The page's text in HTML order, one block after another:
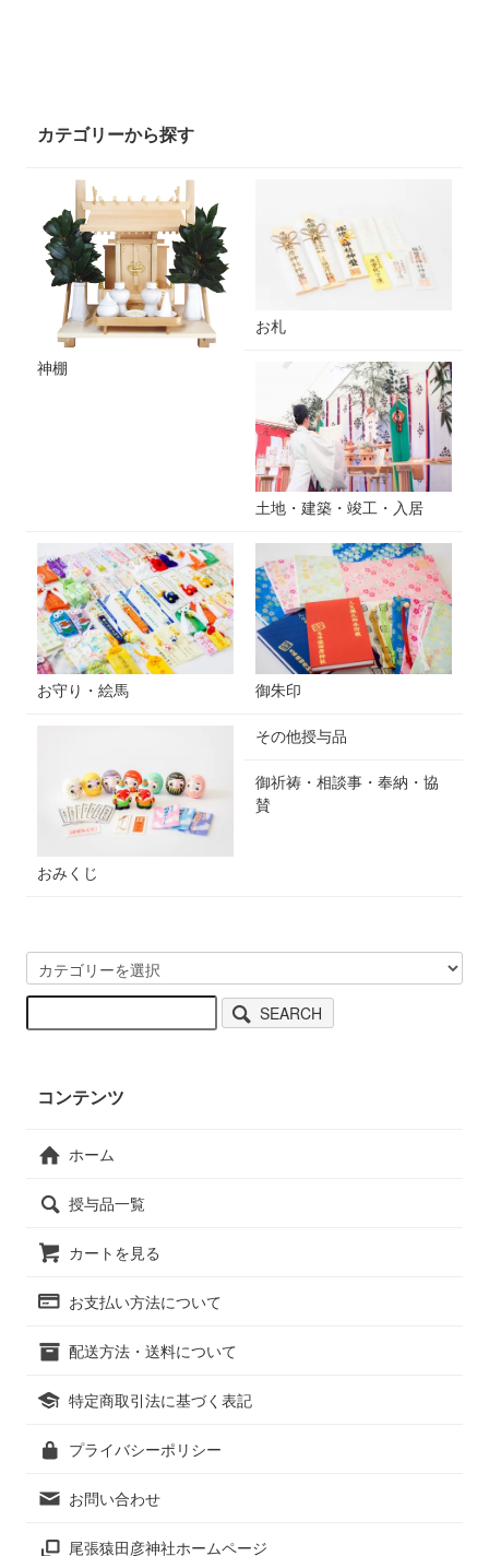
カテゴリーから探す
神棚
お札
土地・建築・竣工・入居
お守り・絵馬 御朱印
おみくじ
その他授与品
御祈祷・相談事・奉納・協
賛
SEARCH
コンテンツ
ホーム
授与品一覧
カートを見る
お支払い方法について
配送方法・送料について
特定商取引法に基づく表記
プライバシーポリシー
お問い合わせ
尾張猿田彦神社ホームページ